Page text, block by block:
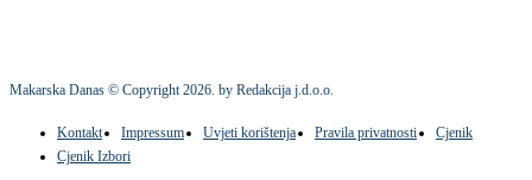
Makarska Danas © Copyright2026. by Redakcija j.d.o.o.
Kontakt Impressum Uvjeti korištenja Pravila privatnosti
Cjenik
Cjenik Izbori